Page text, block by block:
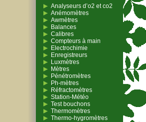
Analyseurs d’o2 et co2
Anémomètres
Awmètres
Balances
Calibres
Compteurs à main
Electrochimie
Enregistreurs
Luxmètres
Mètres
Pénétromètres
Ph-mètres
Réfractomètres
Station-Météo
Test bouchons
Thermomètres
Thermo-hygromètres